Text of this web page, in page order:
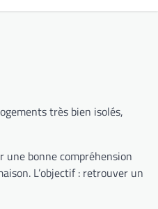
très bien isolés,
une bonne compréhension
L’objectif : retrouver un